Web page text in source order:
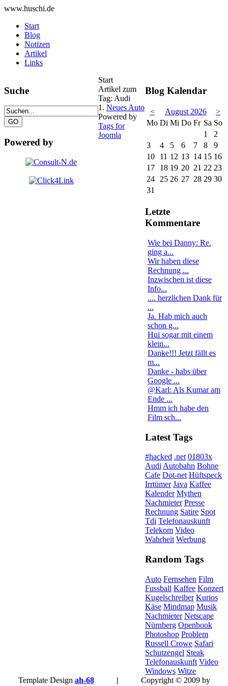
www.huschi.de
Start
Blog
Notizen
Artikel
Links
Suche
Powered by
Start
Artikel zum
Tag: Audi
1. Neues Auto
Powered by
Tags for
Joomla
Blog Kalendar
< August 2026
>
Mo Di Mi Do Fr Sa So
1
2
3
4 5 6 7 8
9
10
11 12 13 14 15 16
17
18 19 20 21 22 23
24 25 26 27 28 29 30
31
Letzte
Kommentare
Wie bei Danny: Re.
ging a...
Wir haben diese
Rechnung ...
Inzwischen ist diese
Info...
.... herzlichen Dank für
...
Ja. Hab mich auch
schon g...
Hui sogar mit einem
klein...
Danke!!! Jetzt fällt es
m...
Danke - habs über
Google ...
@Karl: Als Kumar am
Ende ...
Hmm ich habe den
Film sch...
Latest Tags
#hacked .net 01803x
Audi Autobahn Bohne
Cafe Dot-net Hüftspeck
Irrtümer Java Kaffee
Kalender Mythen
Nachmieter Presse
Rechnung Satire Spot
Tdi Telefonauskunft
Telekom Video
Wahrheit Werbung
Random Tags
Auto Fernsehen Film
Fussball Kaffee Konzert
Kugelschreiber Kurios
Käse Mindmap Musik
Nachmieter Netscape
Nürnberg Openbook
Photoshop Problem
Russell Crowe Safari
Schutzengel Steak
Telefonauskunft Video
Windows Witze
Template Design ah-68 | Copyright © 2009 by